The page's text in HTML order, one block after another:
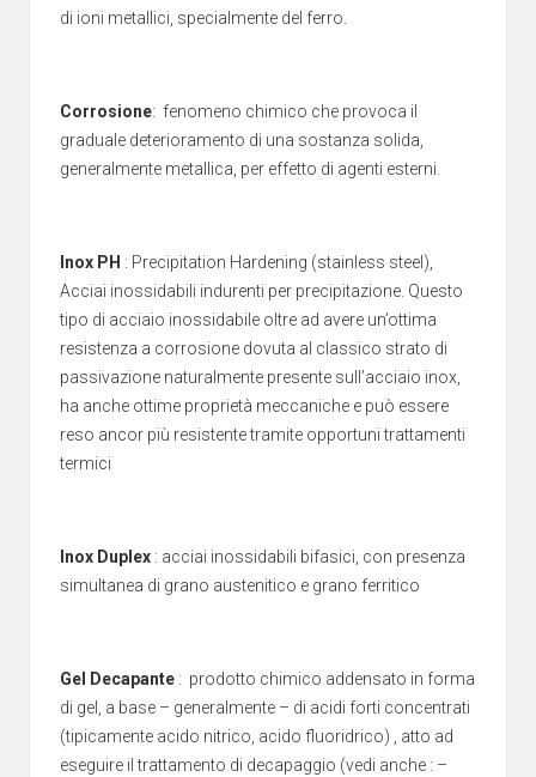
di ioni metallici , specialmente del ferro
Corrosione: fenomeno chimico che provoca il
graduale deterioramento di una sostanza solida,
generalmente metallica, per effetto di agenti esterni.
Inox PH : Precipitation Hardening (stainless steel),
Acciai inossidabili indurenti per precipitazione. Questo
tipo di acciaio inossidabile oltre ad avere un’ottima
resistenza a corrosione dovuta al classico strato di
passivazione naturalmente presente sull’acciaio inox,
ha anche ottime proprietà meccaniche e può essere
reso ancor più resistente tramite opportuni trattamenti
termici
Inox Duplex : acciai inossidabili bifasici, con presenza
simultanea di grano austenitico e grano ferritico
Gel Decapante : prodotto chimico addensato in forma
di gel, a base – generalmente – di acidi forti concentrati
(tipicamente acido nitrico, acido fluoridrico) , atto ad
eseguire il trattamento di decapaggio (vedi anche : –